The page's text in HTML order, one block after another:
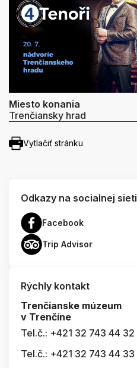
Miesto konania
Trenčiansky hrad
Vytlačiť stránku
Odkazy na socialnej sieti
Facebook
Trip Advisor
Rýchly kontakt
Trenčianske múzeum
v Trenčíne
Tel.č.: +421 32 743 44 32
Tel.č.: +421 32 743 44 33